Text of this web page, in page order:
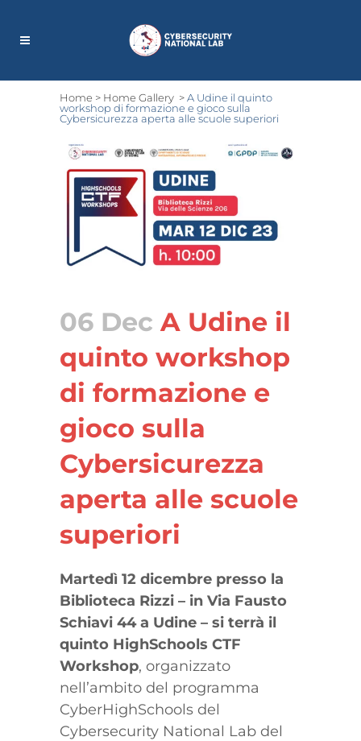
Home > Home Gallery >A Udine il quinto
workshop di formazione e gioco sulla
Cybersicurezza aperta alle scuole superiori
06 Dec A Udine il
quinto workshop
di formazione e
gioco sulla
Cybersicurezza
aperta alle scuole
superiori
Martedì 12 dicembre presso la
Biblioteca Rizzi – in Via Fausto
Schiavi 44 a Udine – si terrà il
quinto HighSchools CTF
Workshop, organizzato
nell’ambito del programma
CyberHighSchools del
Cybersecurity National Lab del